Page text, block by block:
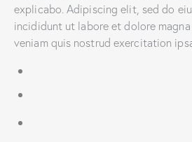
explicabo. Adipiscing elit, sed do
incididunt ut labore et dolore
veniam quis nostrud exercitation